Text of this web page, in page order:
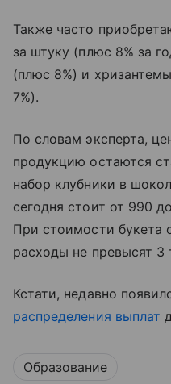
Также часто
за штуку (плюс 8% за
(плюс 8%) и
7%).
По словам эксперта,
продукцию остаются
набор клубники в
сегодня стоит от 990
При стоимости букета
расходы не превысят 3
Кстати, недавно
распределения выплат
Образование